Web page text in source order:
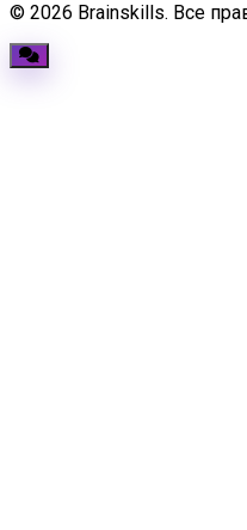
© 2026 Brainskills. Все